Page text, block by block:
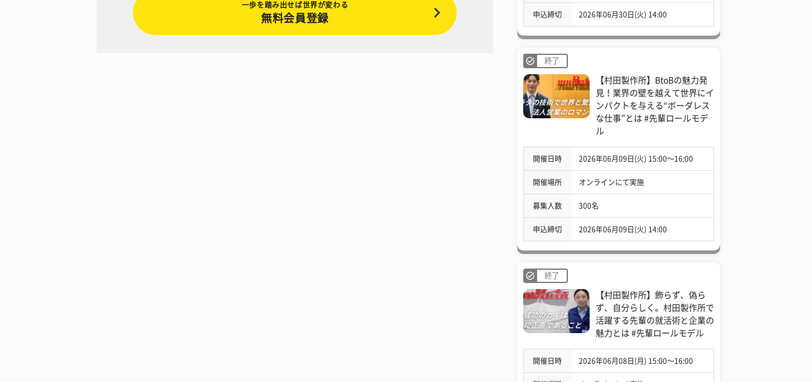
一歩を踏み出せば世界が変わる
無料会員登録 申込締切 2026年06月30日(火) 14:00
終了
【村田製作所】BtoBの魅力発
見！業界の壁を越えて世界にイ
ンパクトを与える“ボーダレス
な仕事”とは #先輩ロールモデ
ル
開催日時 2026年06月09日(火) 15:00〜16:00
開催場所 オンラインにて実施
募集人数 300名
申込締切 2026年06月09日(火) 14:00
終了
【村田製作所】飾らず、偽ら
ず、自分らしく。村田製作所で
活躍する先輩の就活術と企業の
魅力とは #先輩ロールモデル
開催日時 2026年06月08日(月) 15:00〜16:00